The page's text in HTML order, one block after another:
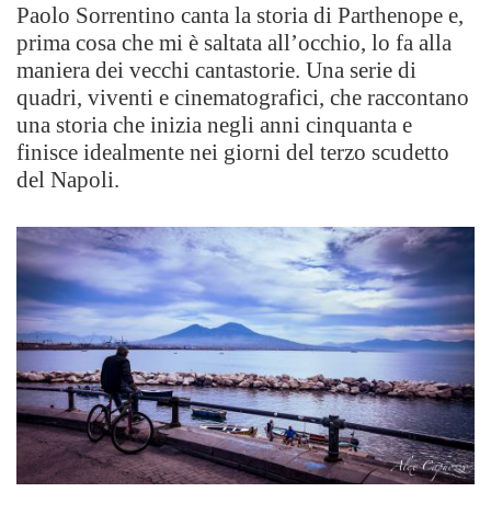
Paolo Sorrentino canta la storia di Parthenope e,
prima cosa che mi è saltata all’occhio, lo fa alla
maniera dei vecchi cantastorie. Una serie di
quadri, viventi e cinematografici, che raccontano
una storia che inizia negli anni cinquanta e
finisce idealmente nei giorni del terzo scudetto
del Napoli.